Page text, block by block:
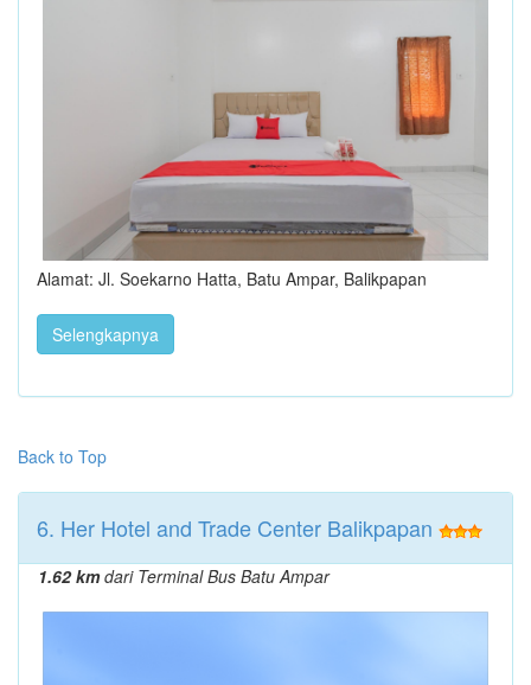
Alamat: Jl. Soekarno Hatta, Batu Ampar, Balikpapan
Selengkapnya
Back to Top
6. Her Hotel and Trade Center Balikpapan
1.62 kmdari Terminal Bus Batu Ampar